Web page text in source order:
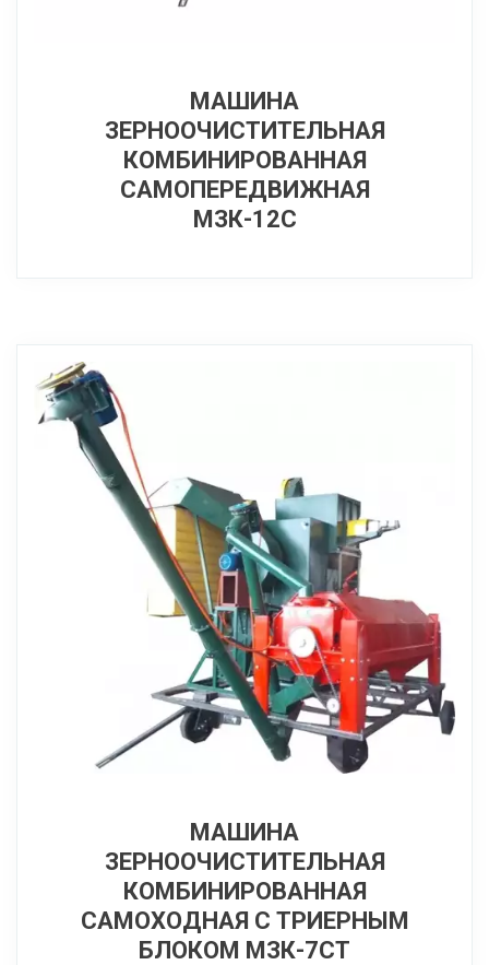
МАШИНА
ЗЕРНООЧИСТИТЕЛЬНАЯ
КОМБИНИРОВАННАЯ
САМОПЕРЕДВИЖНАЯ
МЗК-12С
МАШИНА
ЗЕРНООЧИСТИТЕЛЬНАЯ
КОМБИНИРОВАННАЯ
САМОХОДНАЯ С ТРИЕРНЫМ
БЛОКОМ МЗК-7СТ